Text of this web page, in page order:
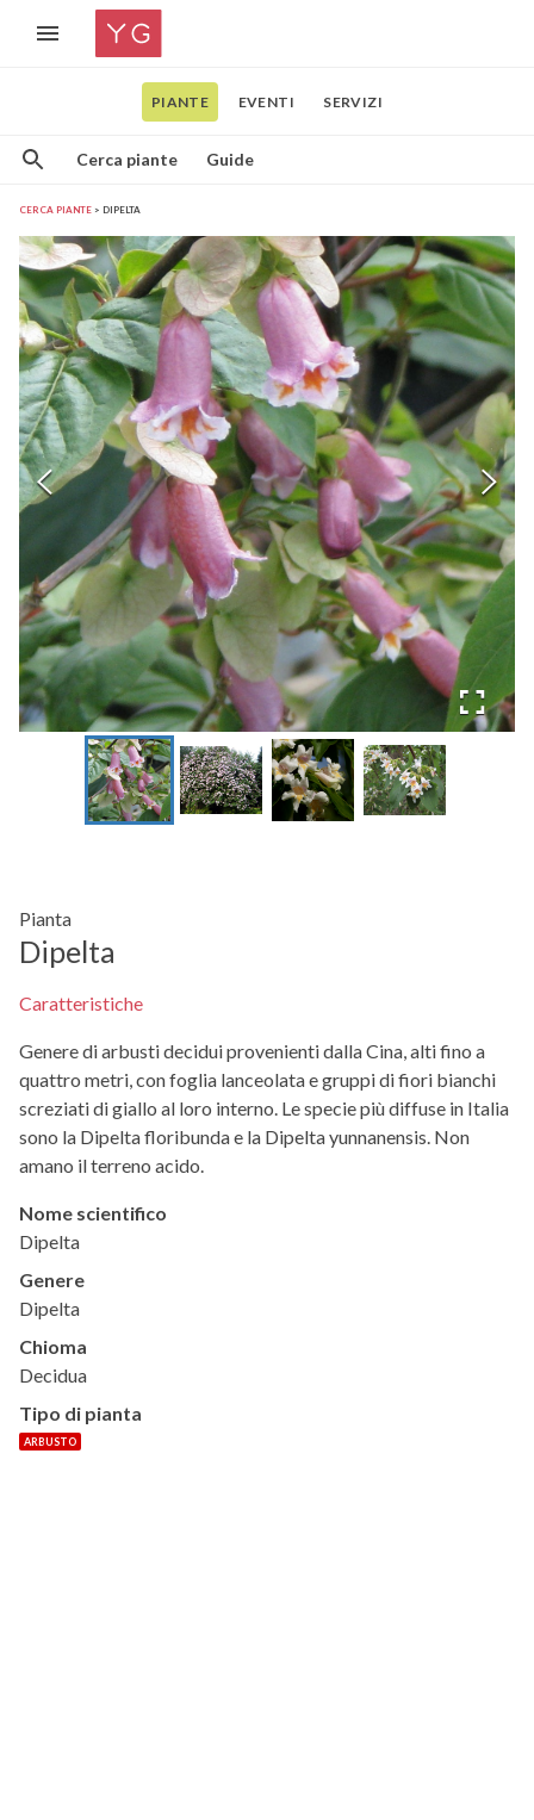
PIANTE EVENTI SERVIZI
Cerca piante Guide
CERCA PIANTE DIPELTA
Pianta
Dipelta
Caratteristiche
Genere di arbusti decidui provenienti dalla Cina, alti fino a
quattro metri, con foglia lanceolata e gruppi di fiori bianchi
screziati di giallo al loro interno. Le specie più diffuse in Italia
sono la Dipelta floribunda e la Dipelta yunnanensis. Non
amano il terreno acido.
Nome scientifico
Dipelta
Genere
Dipelta
Chioma
Decidua
Tipo di pianta
ARBUSTO